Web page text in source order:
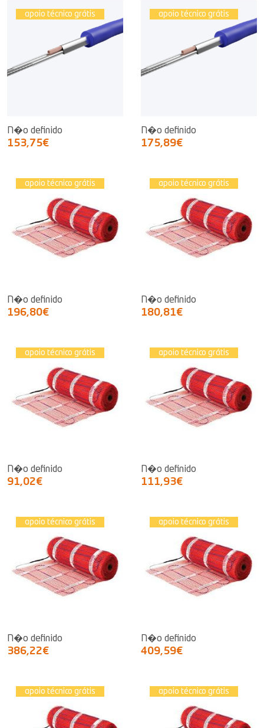
apoio técnico grátis
N�o definido
153,75€
apoio técnico grátis
N�o definido
175,89€
apoio técnico grátis
N�o definido
196,80€
apoio técnico grátis
N�o definido
180,81€
apoio técnico grátis
N�o definido
91,02€
apoio técnico grátis
N�o definido
111,93€
apoio técnico grátis
N�o definido
386,22€
apoio técnico grátis
N�o definido
409,59€
apoio técnico grátis apoio técnico grátis